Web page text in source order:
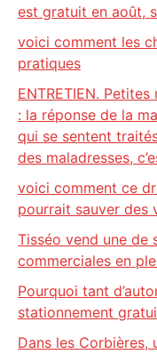
est gratuit en août,
voici comment les
pratiques
ENTRETIEN.
: la réponse de la
qui se sentent
des maladresses,
voici comment ce
pourrait sauver des
Tisséo vend une de
commerciales en
Pourquoi tant
stationnement
Dans les Corbières,